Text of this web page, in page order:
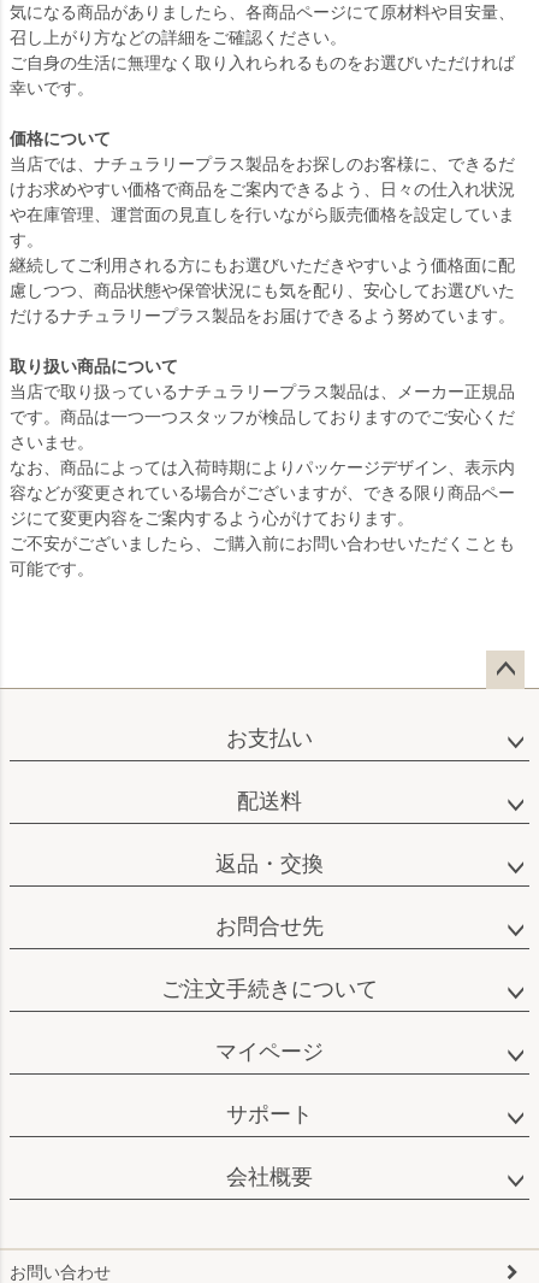
気になる商品がありましたら、各商品ページにて原材料や目安量、
召し上がり方などの詳細をご確認ください。
ご自身の生活に無理なく取り入れられるものをお選びいただければ
幸いです。
価格について
当店では、ナチュラリープラス製品をお探しのお客様に、できるだ
けお求めやすい価格で商品をご案内できるよう、日々の仕入れ状況
や在庫管理、運営面の見直しを行いながら販売価格を設定していま
す。
継続してご利用される方にもお選びいただきやすいよう価格面に配
慮しつつ、商品状態や保管状況にも気を配り、安心してお選びいた
だけるナチュラリープラス製品をお届けできるよう努めています。
取り扱い商品について
当店で取り扱っているナチュラリープラス製品は、メーカー正規品
です。商品は一つ一つスタッフが検品しておりますのでご安心くだ
さいませ。
なお、商品によっては入荷時期によりパッケージデザイン、表示内
容などが変更されている場合がございますが、できる限り商品ペー
ジにて変更内容をご案内するよう心がけております。
ご不安がございましたら、ご購入前にお問い合わせいただくことも
可能です。
ップ
お支払い
配送料
返品・交換
お問合せ先
ご注文手続きについて
マイページ
サポート
会社概要
お問い合わせ